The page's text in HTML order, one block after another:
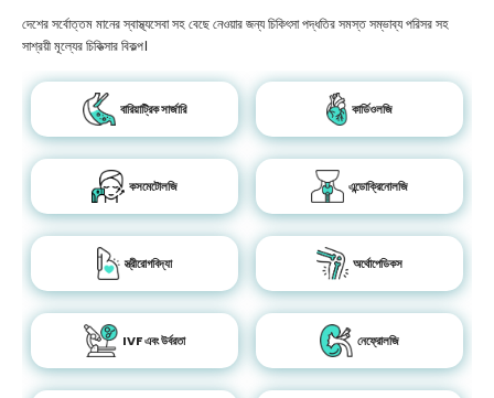
দেশের সর্বোত্তম মানের স্বাস্থ্যসেবা সহ বেছে নেওয়ার জন্য চিকিৎসা পদ্ধতির সমস্ত সম্ভাব্য পরিসর সহ
সাশ্রয়ী মূল্যের চিকিত্সার বিকল্প।
বারিয়াট্রিক সার্জারি কার্ডিওলজি
কসমেটোলজি এন্ডোক্রিনোলজি
স্ত্রীরোগবিদ্যা অর্থোপেডিকস
IVF এবং উর্বরতা নেফ্রোলজি